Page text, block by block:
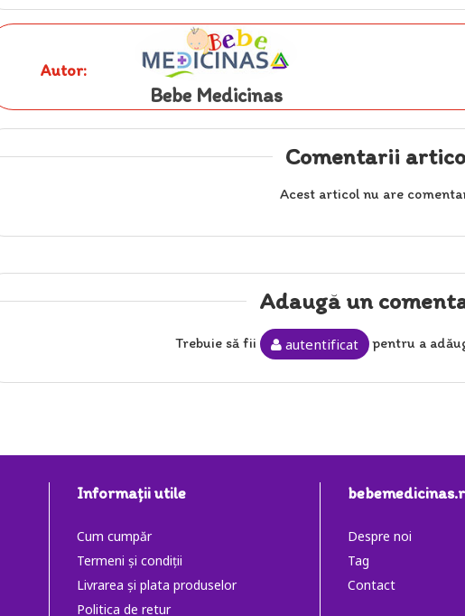
Autor:
Bebe Medicinas
Comentarii
Acest articol nu are
Adaugă un
Trebuie să fii autentificat pentru a
Informaţii utile
Cum cumpăr
Termeni și condiții
Livrarea și plata produselor
Politica de retur
Despre noi
Tag
Contact